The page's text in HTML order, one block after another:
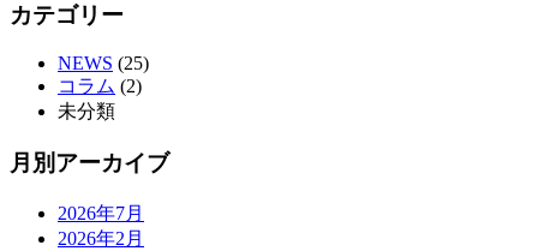
カテゴリー
NEWS (25)
コラム (2)
未分類
月別アーカイブ
2026年7月
2026年2月